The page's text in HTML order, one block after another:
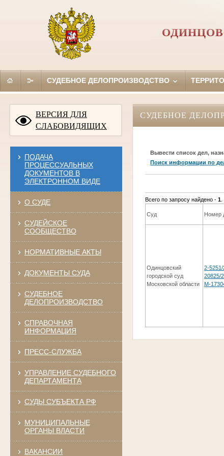
СУДЕБНОЕ ДЕЛОПРОИЗВОДСТВО
ВЕРСИЯ ДЛЯ
СЛАБОВИДЯЩИХ
ПОДАЧА
ПРОЦЕССУАЛЬНЫХ
ДОКУМЕНТОВ В
ЭЛЕКТРОННОМ ВИДЕ
О СУДЕ
СУДЕЙСКОЕ
СООБЩЕСТВО
НОРМАТИВНЫЕ АКТЫ
ДОКУМЕНТЫ СУДА
СУДЕБНОЕ
ДЕЛОПРОИЗВОДСТВО
СПРАВОЧНАЯ
ИНФОРМАЦИЯ
ПРЕСС-СЛУЖБА
УПРАВЛЕНИЕ СУДЕБНОГО
ДЕПАРТАМЕНТА
СУДЫ СУБЪЕКТА РФ
МУНИЦИПАЛЬНЫЕ
ОРГАНЫ ВЛАСТИ
ВАКАНСИИ
СУДЕБНОЕ
Вывести список дел,
Поиск информации по
Всего по запросу найдено -1
Суд Номер
Одинцовский
городской суд
Московской области
2-
20825/
М-